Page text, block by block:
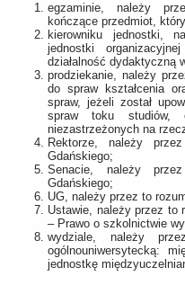
egzaminie, należy
kończące przedmiot,
kierowniku jednostki,
jednostki
działalność dydaktyczną
prodziekanie, należy
do spraw kształcenia
spraw, jeżeli został
spraw toku studiów,
niezastrzeżonych na
Rektorze, należy
Gdańskiego;
Senacie, należy
Gdańskiego;
UG, należy przez to
Ustawie, należy przez to
– Prawo o szkolnictwie
wydziale, należy
ogólnouniwersytecką:
jednostkę